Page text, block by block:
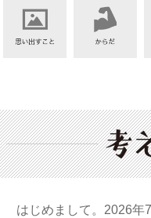
はじめまして。2026年